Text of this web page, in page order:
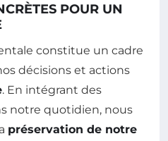
POUR UN
constitue un cadre
décisions et actions
. En intégrant des
notre quotidien, nous
préservation de notre